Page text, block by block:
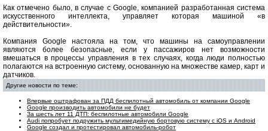
Как отмечено было, в случае с Google, компанией разработанная система
искусственного интеллекта, управляет которая машиной «в
действительности».
Компания Google настояла на том, что машины на самоуправлении
являются более безопасные, если у пассажиров нет возможности
вмешаться в процессы управления в тех случаях, когда люди полностью
полагаются на встроенную систему, основанную на множестве камер, карт и
датчиков.
Другие новости по теме:
Впервые оштрафован за ПДД беспилотный автомобиль от компании Google
Google производить автомобили не будет
За шесть лет 11 ДТП: беспилотные автомобили Google
Audi попробует подружить мультимедийную бортовую систему с iOS и Android
Google создал и протестировал автомобиль-робот